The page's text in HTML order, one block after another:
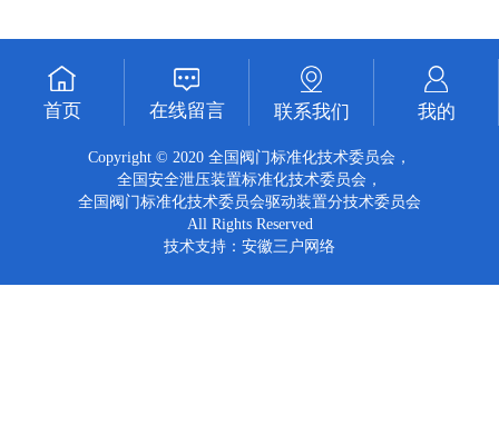
首页 在线留言 联系我们 我的
Copyright © 2020 全国阀门标准化技术委员会，
全国安全泄压装置标准化技术委员会，
全国阀门标准化技术委员会驱动装置分技术委员会
All Rights Reserved
技术支持： 安徽三户网络